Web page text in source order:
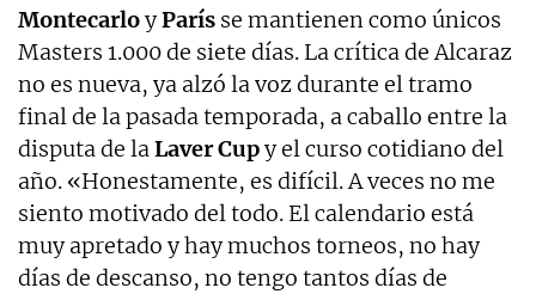
MontecarloyParís se mantienen como únicos
Masters 1.000 de siete días. La crítica de Alcaraz
no es nueva, ya alzó la voz durante el tramo
final de la pasada temporada, a caballo entre la
disputa de laLaver Cupy el curso cotidiano del
año. «Honestamente, es difícil. A veces no me
siento motivado del todo. El calendario está
muy apretado y hay muchos torneos, no hay
días de descanso, no tengo tantos días de